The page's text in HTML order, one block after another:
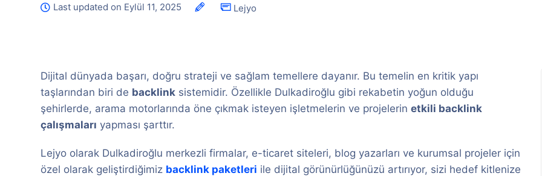
Last updated on Eylül 11, 2025 Lejyo
Dijital dünyada başarı, doğru strateji ve sağlam temellere dayanır. Bu temelin en kritik yapı
taşlarından biri de backlink sistemidir. Özellikle Dulkadiroğlu gibi rekabetin yoğun olduğu
şehirlerde, arama motorlarında öne çıkmak isteyen işletmelerin ve projelerin etkili backlink
çalışmaları yapması şarttır.
Lejyo olarak Dulkadiroğlu merkezli firmalar, e-ticaret siteleri, blog yazarları ve kurumsal projeler için
özel olarak geliştirdiğimiz backlink paketleri ile dijital görünürlüğünüzü artırıyor, sizi hedef kitlenize